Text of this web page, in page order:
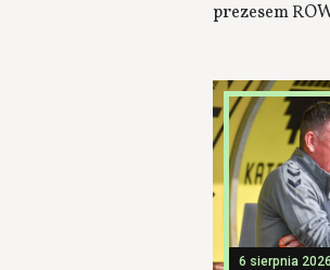
prezesem
6 sierpnia 2026